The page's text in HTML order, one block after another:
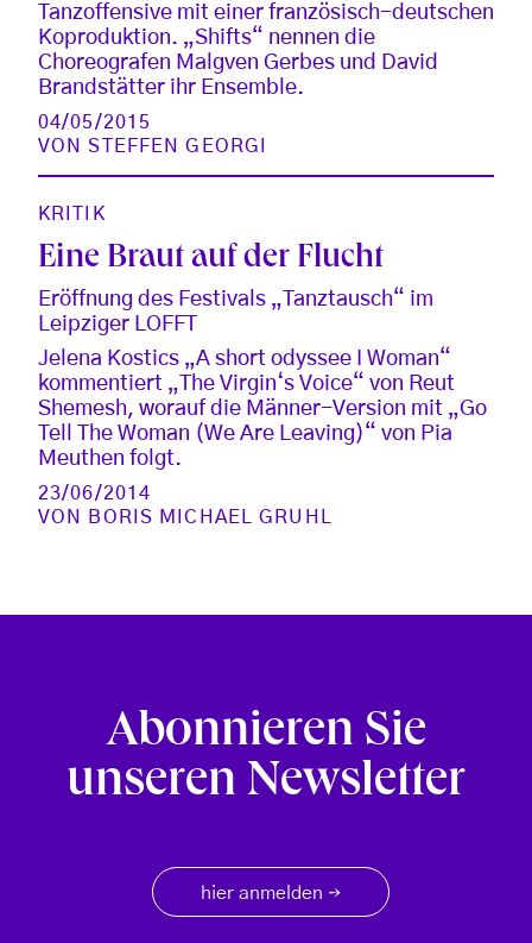
Tanzoffensive mit einer französisch-deutschen
Koproduktion. „Shifts“ nennen die
Choreografen Malgven Gerbes und David
Brandstätter ihr Ensemble.
04/05/2015
VONSTEFFEN GEORGI
KRITIK
Eine Braut auf der Flucht
Eröffnung des Festivals „Tanztausch“ im
Leipziger LOFFT
Jelena Kostics „A short odyssee I Woman“
kommentiert „The Virgin‘s Voice“ von Reut
Shemesh, worauf die Männer-Version mit „Go
Tell The Woman (We Are Leaving)“ von Pia
Meuthen folgt.
23/06/2014
VON
BORIS MICHAEL GRUHL
Abonnieren Sie
unseren Newsletter
hier anmelden →